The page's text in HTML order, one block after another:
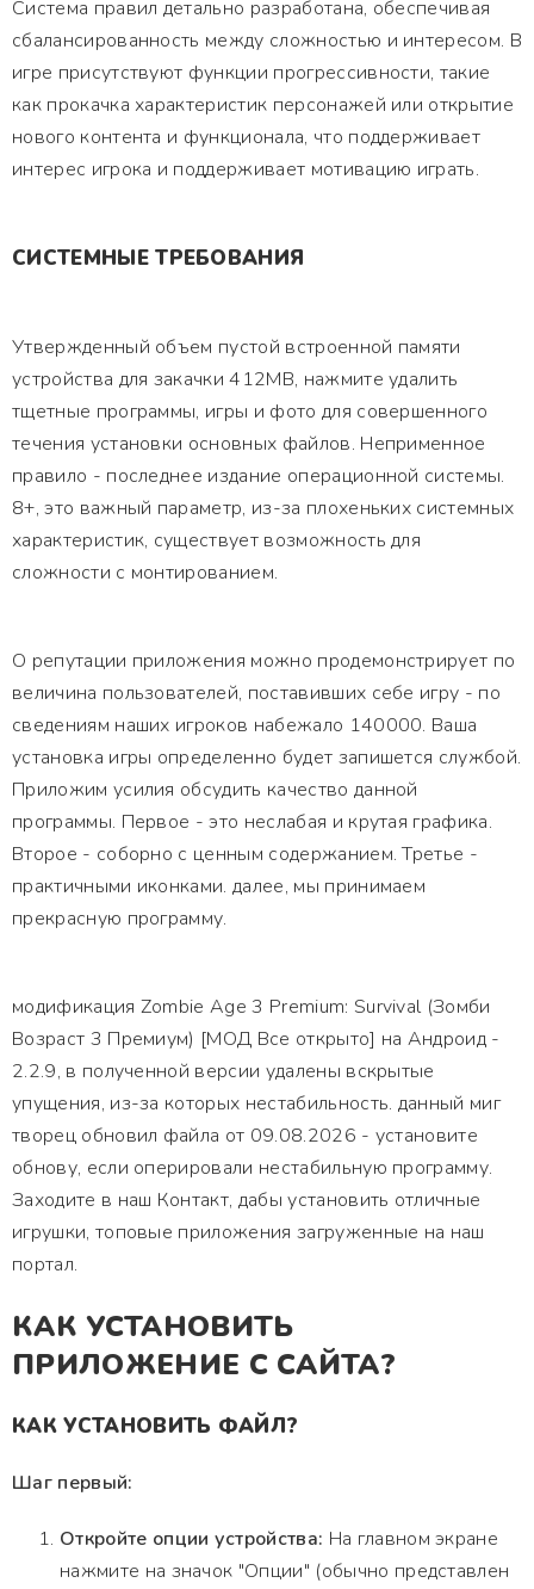
Система правил детально разработана, обеспечивая
сбалансированность между сложностью и интересом. В
игре присутствуют функции прогрессивности, такие
как прокачка характеристик персонажей или открытие
нового контента и функционала, что поддерживает
интерес игрока и поддерживает мотивацию играть.
СИСТЕМНЫЕ ТРЕБОВАНИЯ
Утвержденный объем пустой встроенной памяти
устройства для закачки 412MB, нажмите удалить
тщетные программы, игры и фото для совершенного
течения установки основных файлов. Неприменное
правило - последнее издание операционной системы.
8+, это важный параметр, из-за плохеньких системных
характеристик, существует возможность для
сложности с монтированием.
О репутации приложения можно продемонстрирует по
величина пользователей, поставивших себе игру - по
сведениям наших игроков набежало 140000. Ваша
установка игры определенно будет запишется службой.
Приложим усилия обсудить качество данной
программы. Первое - это неслабая и крутая графика.
Второе - соборно с ценным содержанием. Третье -
практичными иконками. далее, мы принимаем
прекрасную программу.
модификация Zombie Age 3 Premium: Survival (Зомби
Возраст 3 Премиум) [МОД Все открыто] на Андроид -
2.2.9, в полученной версии удалены вскрытые
упущения, из-за которых нестабильность. данный миг
творец обновил файла от 09.08.2026 - установите
обнову, если оперировали нестабильную программу.
Заходите в наш Контакт, дабы установить отличные
игрушки, топовые приложения загруженные на наш
портал.
КАК УСТАНОВИТЬ
ПРИЛОЖЕНИЕ С САЙТА?
КАК УСТАНОВИТЬ ФАЙЛ?
Шаг первый:
Откройте опции устройства: На главном экране
нажмите на значок "Опции" (обычно представлен